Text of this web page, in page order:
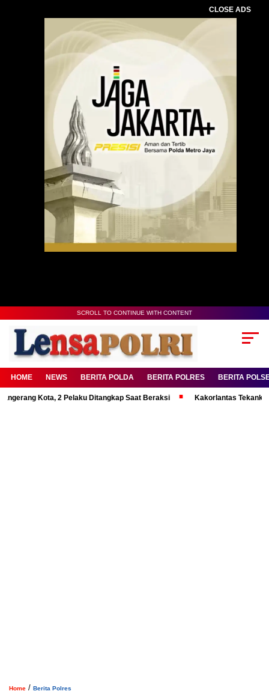
CLOSE ADS
SCROLL TO CONTINUE WITH CONTENT
HOME NEWS BERITA POLDA BERITA POLRES BERITA
Kota, 2 Pelaku Ditangkap Saat Beraksi Kakorlantas Tekankan Mental
Home / Berita Polres